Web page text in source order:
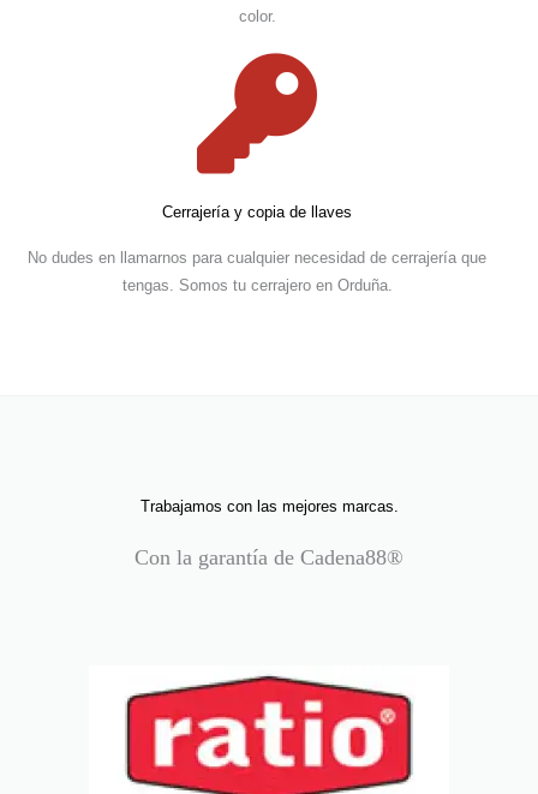
color.
Cerrajería y copia de llaves
No dudes en llamarnos para cualquier necesidad de cerrajería que
tengas. Somos tu cerrajero en Orduña.
Trabajamos con las mejores marcas.
Con la garantía de Cadena88®